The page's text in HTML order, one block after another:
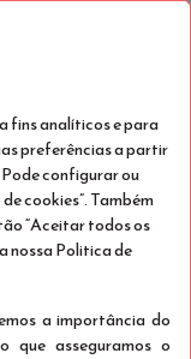
estão
online, por
ou contacte-
fins analíticos e para
preferências a partir
configurar ou
cookies”. Também
“Aceitar todos os
nossa Politica de
a importância do
que asseguramos o